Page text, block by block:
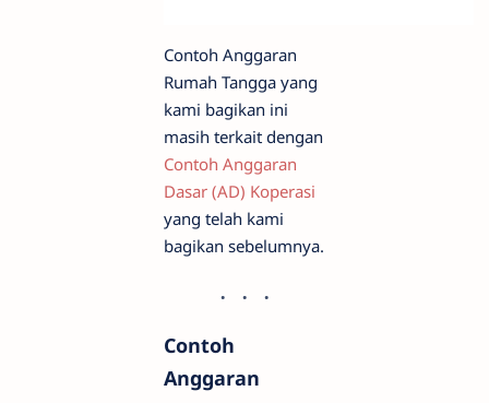
Contoh Anggaran
Rumah Tangga yang
kami bagikan ini
masih terkait dengan
Contoh Anggaran
Dasar (AD) Koperasi
yang telah kami
bagikan sebelumnya.
Contoh
Anggaran